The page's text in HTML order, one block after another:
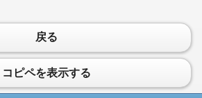
戻る
コピペを表示する